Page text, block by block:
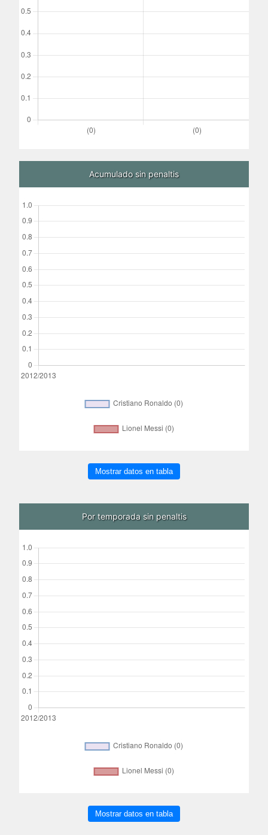
Acumulado sin penaltis
Mostrar datos en tabla
Por temporada sin penaltis
Mostrar datos en tabla